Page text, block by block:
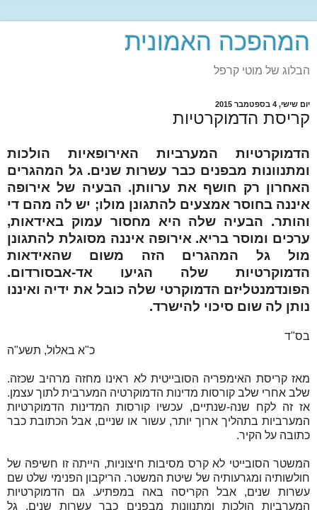
המהפכה האמונית
הבלוג של מוטי קרפל
יום שישי, 4 בספטמבר 2015
קריסת הדמוקרטיות
הדמוקרטיות המערביות האירופאיות הולכות
ומתנוונות מבפנים כבר עשרות שנים. גל המהגרים
האחרון רק חושף את ערוותן. הבעיה של אירופה
איננה בחוסר אמצעים להתגונן מולו; יש לה מהם די
והותר. הבעיה שלה היא מחסור עמוק באידאות,
ערכים ומוסר בריא. אירופה איננה מסוגלת להתגונן
מול גל המהגרים הזה משום שהאידאות
הדמוקרטיות שלה הגיעו אד-אבסורדום.
הפונדמנטליזם הדמוקרטי שלה כובל את ידיה ואיננו
נותן לה שום סיכוי להישרד.
בס"ד
כ"א באלול, תשע"ה
מאז קריסת האימפריה הסובייטית לא ראינו מחזה מרהיב שכזה.
שלב אחרי שלב קורסות מדינות הדמוקרטיה המערבית לתוך עצמן.
אז זה לקח שנה-שנתיים, עכשיו קורסות המדינות הדמוקרטיות
המערביות בתהליך ארוך יותר, עשור או שניים, אבל הכתובת כבר
כתובה על הקיר.
המשטר הסובייטי לא קרס מסיבות חיצוניות, הייתה זו חשיפה של
חולשותיה ומגרעותיה של שיטת המשטר. הריקבון הפנימי שלט שם
עשרות שנים, אבל הקריסה באה במפתיע. גם הדמוקרטיות
המערביות הולכות ומתנוונות מבפנים כבר עשרות שנים. גל